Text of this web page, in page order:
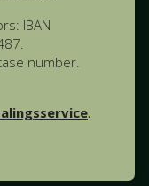
IBAN
number.
.